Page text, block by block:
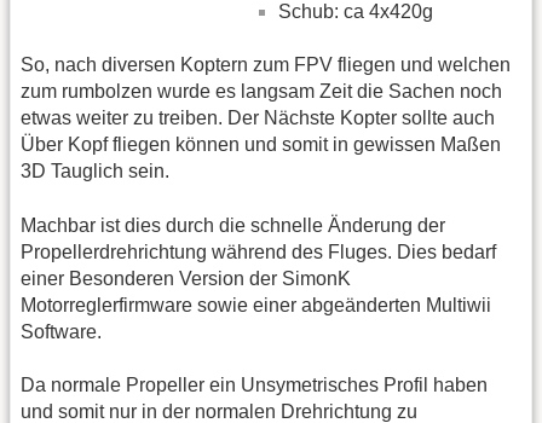
Schub: ca 4x420g
So, nach diversen Koptern zum FPV fliegen und welchen
zum rumbolzen wurde es langsam Zeit die Sachen noch
etwas weiter zu treiben. Der Nächste Kopter sollte auch
Über Kopf fliegen können und somit in gewissen Maßen
3D Tauglich sein.
Machbar ist dies durch die schnelle Änderung der
Propellerdrehrichtung während des Fluges. Dies bedarf
einer Besonderen Version der SimonK
Motorreglerfirmware sowie einer abgeänderten Multiwii
Software.
Da normale Propeller ein Unsymetrisches Profil haben
und somit nur in der normalen Drehrichtung zu